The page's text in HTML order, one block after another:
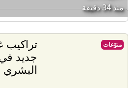
منذ 34 دقيقة
جديد
البشري
منوّعات